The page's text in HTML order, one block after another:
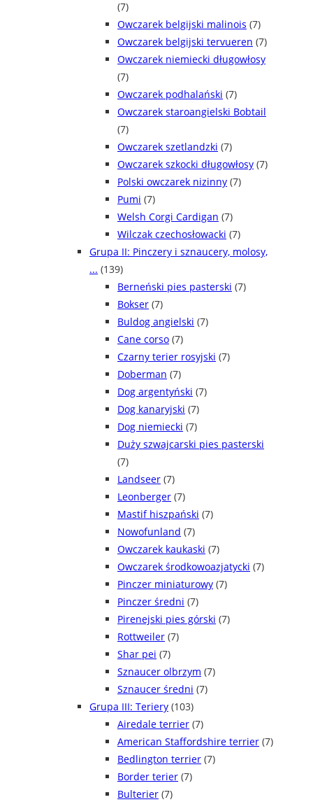
(7)
Owczarek belgijski malinois (7)
Owczarek belgijski tervueren (7)
Owczarek niemiecki długowłosy
(7)
Owczarek podhalański (7)
Owczarek staroangielski Bobtail
(7)
Owczarek szetlandzki (7)
Owczarek szkocki długowłosy (7)
Polski owczarek nizinny (7)
Pumi (7)
Welsh Corgi Cardigan (7)
Wilczak czechosłowacki (7)
Grupa II: Pinczery i sznaucery, molosy,
... (139)
Berneński pies pasterski (7)
Bokser (7)
Buldog angielski (7)
Cane corso (7)
Czarny terier rosyjski (7)
Doberman (7)
Dog argentyński (7)
Dog kanaryjski (7)
Dog niemiecki (7)
Duży szwajcarski pies pasterski
(7)
Landseer (7)
Leonberger (7)
Mastif hiszpański (7)
Nowofunland (7)
Owczarek kaukaski (7)
Owczarek środkowoazjatycki (7)
Pinczer miniaturowy (7)
Pinczer średni (7)
Pirenejski pies górski (7)
Rottweiler (7)
Shar pei (7)
Sznaucer olbrzym (7)
Sznaucer średni (7)
Grupa III: Teriery (103)
Airedale terrier (7)
American Staffordshire terrier (7)
Bedlington terrier (7)
Border terier (7)
Bulterier (7)